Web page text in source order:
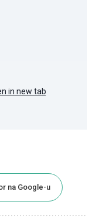
in new tab
na Google-u